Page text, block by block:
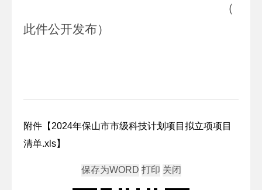
（
此件公开发布）
附件【 2024年保山市市级科技计划项目拟立项项目
清单.xls】